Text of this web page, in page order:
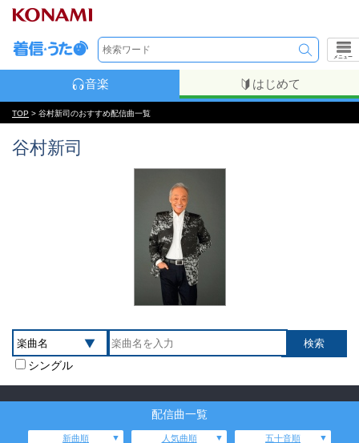
メニュー
音楽 はじめて
TOP > 谷村新司のおすすめ配信曲一覧
谷村新司
シングル
配信曲一覧
新曲順 人気曲順 五十音順